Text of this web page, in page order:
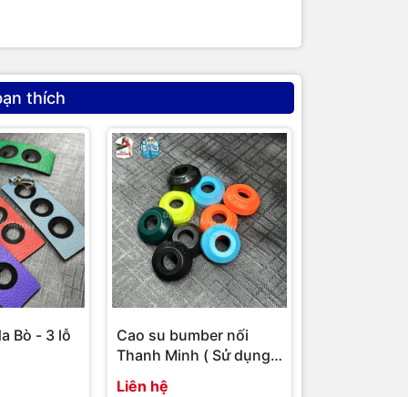
thích
Bò - 3 lỗ
Cao su bumber nối
Thanh Minh ( Sử dụng
cho bumber Longoni )
Liên hệ